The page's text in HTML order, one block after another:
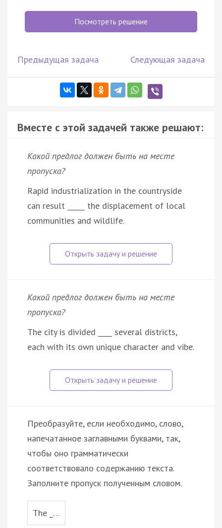
Посмотреть решение
Предыдущая задача Следующая задача
Вместе с этой задачей также решают:
Какой предлог должен быть на месте
пропуска?
Rapid industrialization in the countryside
can result _____ the displacement of local
communities and wildlife.
Какой предлог должен быть на месте
пропуска?
The city is divided ____ several districts,
each with its own unique character and vibe.
Преобразуйте, если необходимо, слово,
напечатанное заглавными буквами, так,
чтобы оно грамматически
соответствовало содержанию текста.
Заполните пропуск полученным словом.
The _…